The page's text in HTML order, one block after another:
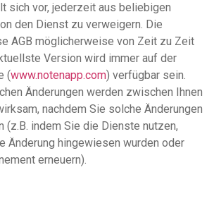
sich vor, jederzeit aus beliebigen
den Dienst zu verweigern. Die
AGB möglicherweise von Zeit zu Zeit
Version wird immer auf der
(www.notenapp.com) verfügbar sein.
Änderungen werden zwischen Ihnen
nachdem Sie solche Änderungen
(z.B. indem Sie die Dienste nutzen,
Änderung hingewiesen wurden oder
erneuern).